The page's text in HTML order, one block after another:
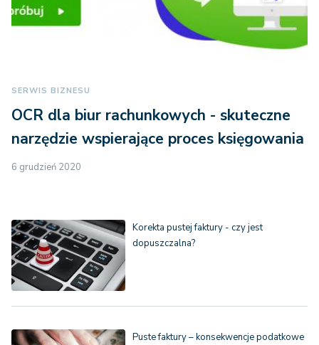
SERWIS BIZNESU
OCR dla biur rachunkowych - skuteczne
narzędzie wspierające proces księgowania
6 grudzień 2020
Korekta pustej faktury - czy jest
dopuszczalna?
Puste faktury – konsekwencje podatkowe